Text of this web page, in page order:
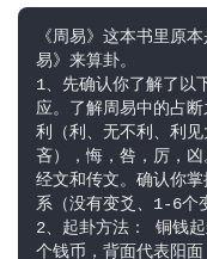
《周易》这本书里原
易》来算卦。
1、先确认你了解了以
应。了解周易中的占
利（利、无不利、利
吝），悔，咎，厉，
经文和传文。确认你
系（没有变爻、1-6个
2、起卦方法： 铜钱
个钱币，背面代表阳